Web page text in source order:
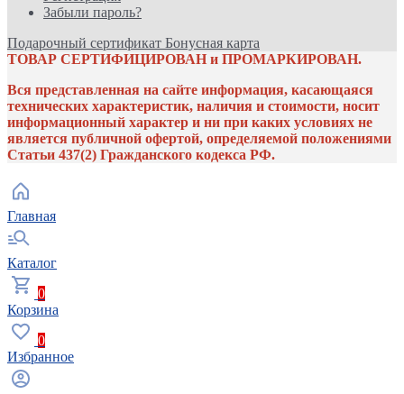
Забыли пароль?
Подарочный сертификат Бонусная карта
ТОВАР СЕРТИФИЦИРОВАН и ПРОМАРКИРОВАН.
Вся представленная на сайте информация, касающаяся
технических характеристик, наличия и стоимости, носит
информационный характер и ни при каких условиях не
является публичной офертой, определяемой положениями
Статьи 437(2) Гражданского кодекса РФ.
Главная
Каталог
0
Корзина
0
Избранное